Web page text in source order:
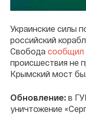
Украинские силы
российский
Свобода сообщил
происшествия не
Крымский мост
Обновление: в
уничтожение